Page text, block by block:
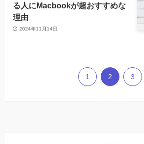
る人にMacbookが超おすすめな
理由
2024年11月14日
1 2 3